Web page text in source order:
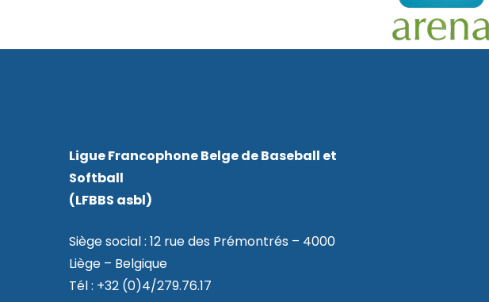
Ligue Francophone Belge de Baseball et
Softball
(LFBBS asbl)
Siège social : 12 rue des Prémontrés – 4000
Liège – Belgique
Tél : +32 (0)4/279.76.17